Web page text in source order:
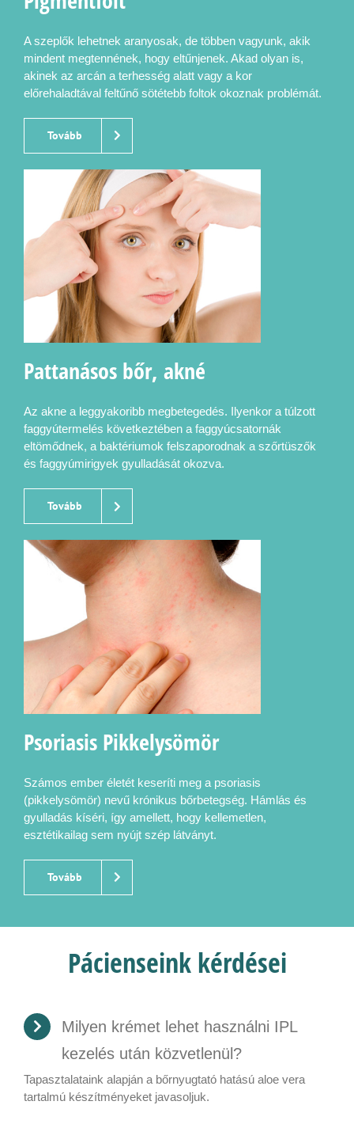
A szeplők lehetnek aranyosak, de többen vagyunk, akik
mindent megtennének, hogy eltűnjenek. Akad olyan is,
akinek az arcán a terhesség alatt vagy a kor
előrehaladtával feltűnő sötétebb foltok okoznak problémát.
Tovább
Pattanásos bőr, akné
Az akne a leggyakoribb megbetegedés. Ilyenkor a túlzott
faggyútermelés következtében a faggyúcsatornák
eltömődnek, a baktériumok felszaporodnak a szőrtüszők
és faggyúmirigyek gyulladását okozva.
Tovább
Psoriasis Pikkelysömör
Számos ember életét keseríti meg a psoriasis
(pikkelysömör) nevű krónikus bőrbetegség. Hámlás és
gyulladás kíséri, így amellett, hogy kellemetlen,
esztétikailag sem nyújt szép látványt.
Tovább
Pácienseink kérdései
Milyen krémet lehet használni IPL
kezelés után közvetlenül?
Tapasztalataink alapján a bőrnyugtató hatású aloe vera
tartalmú készítményeket javasoljuk.